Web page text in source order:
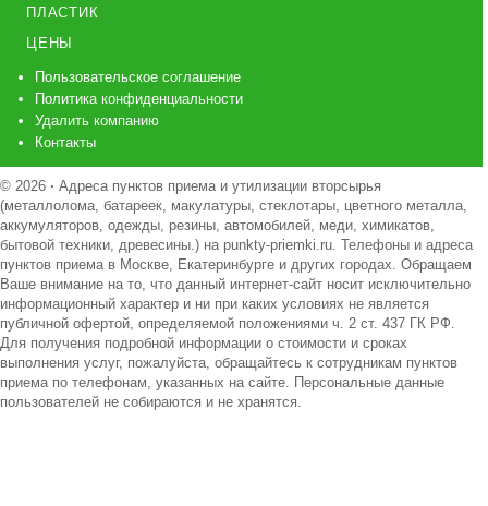
ПЛАСТИК
ЦЕНЫ
Пользовательское соглашение
Политика конфиденциальности
Удалить компанию
Контакты
© 2026 · Адреса пунктов приема и утилизации вторсырья
(металлолома, батареек, макулатуры, стеклотары, цветного металла,
аккумуляторов, одежды, резины, автомобилей, меди, химикатов,
бытовой техники, древесины.) на punkty-priemki.ru. Телефоны и адреса
пунктов приема в Москве, Екатеринбурге и других городах. Обращаем
Ваше внимание на то, что данный интернет-сайт носит исключительно
информационный характер и ни при каких условиях не является
публичной офертой, определяемой положениями ч. 2 ст. 437 ГК РФ.
Для получения подробной информации о стоимости и сроках
выполнения услуг, пожалуйста, обращайтесь к сотрудникам пунктов
приема по телефонам, указанных на сайте. Персональные данные
пользователей не собираются и не хранятся.